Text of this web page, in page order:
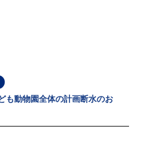
も動物園全体の計画断水のお